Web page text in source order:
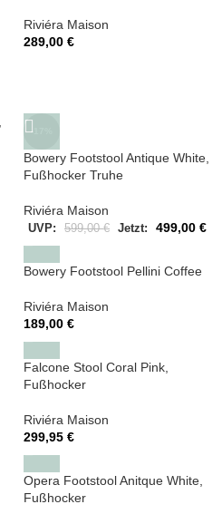
Riviéra Maison
289,00 €
-17%
Bowery Footstool Antique White,
Fußhocker Truhe
Riviéra Maison
UVP: 599,00€ Jetzt: 499,00 €
Bowery Footstool Pellini Coffee
Riviéra Maison
189,00 €
Falcone Stool Coral Pink,
Fußhocker
Riviéra Maison
299,95 €
Opera Footstool Anitque White,
Fußhocker